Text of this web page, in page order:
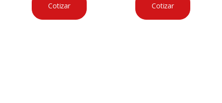
Cotizar Cotizar